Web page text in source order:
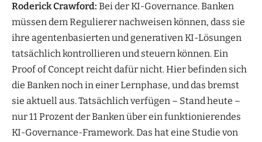
Roderick Crawford: Bei der KI-Governance. Banken
müssen dem Regulierer nachweisen können, dass sie
ihre agentenbasierten und generativen KI-Lösungen
tatsächlich kontrollieren und steuern können. Ein
Proof of Concept reicht dafür nicht. Hier befinden sich
die Banken noch in einer Lernphase, und das bremst
sie aktuell aus. Tatsächlich verfügen – Stand heute –
nur 11 Prozent der Banken über ein funktionierendes
KI-Governance-Framework. Das hat eine Studie von